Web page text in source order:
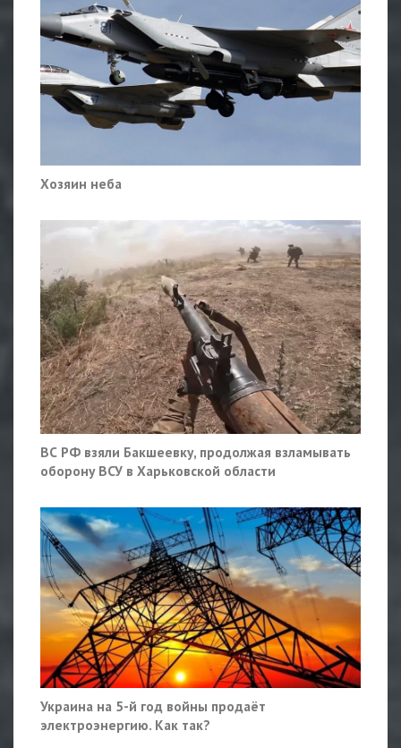
Хозяин неба
ВС РФ взяли Бакшеевку, продолжая взламывать
оборону ВСУ в Харьковской области
Украина на 5-й год войны продаёт
электроэнергию. Как так?